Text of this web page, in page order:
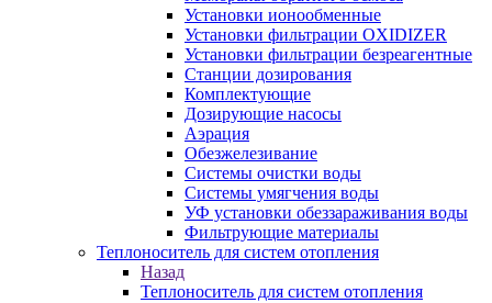
Установки ионообменные
Установки фильтрации OXIDIZER
Установки фильтрации безреагентные
Станции дозирования
Комплектующие
Дозирующие насосы
Аэрация
Обезжелезивание
Системы очистки воды
Системы умягчения воды
УФ установки обеззараживания воды
Фильтрующие материалы
Теплоноситель для систем отопления
Назад
Теплоноситель для систем отопления